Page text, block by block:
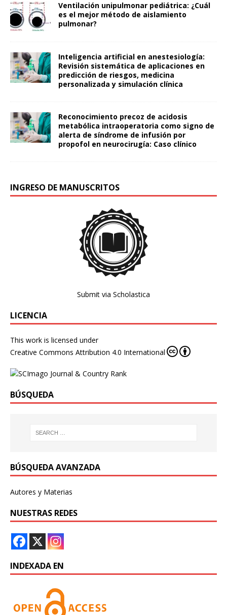
Ventilación unipulmonar pediátrica: ¿Cuál
es el mejor método de aislamiento
pulmonar?
Inteligencia artificial en anestesiología:
Revisión sistemática de aplicaciones en
predicción de riesgos, medicina
personalizada y simulación clínica
Reconocimiento precoz de acidosis
metabólica intraoperatoria como signo de
alerta de síndrome de infusión por
propofol en neurocirugía: Caso clínico
INGRESO DE MANUSCRITOS
Submit via Scholastica
LICENCIA
This work is licensed under
Creative Commons Attribution 4.0 International
BÚSQUEDA
BÚSQUEDA AVANZADA
Autores y Materias
NUESTRAS REDES
INDEXADA EN